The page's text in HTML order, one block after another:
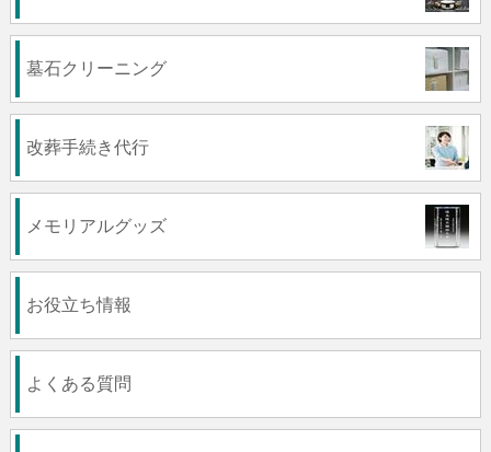
墓石クリーニング
改葬手続き代行
メモリアルグッズ
お役立ち情報
よくある質問